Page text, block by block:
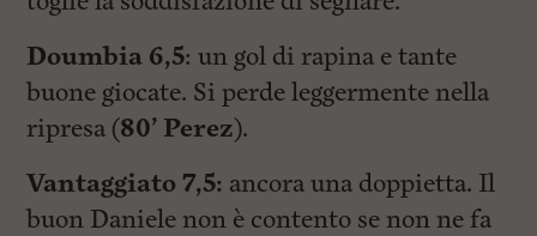
Doumbia 6,5: un gol di rapina e tante
buone giocate. Si perde leggermente nella
ripresa (80’ Perez).
Vantaggiato 7,5: ancora una doppietta. Il
buon Daniele non è contento se non ne fa